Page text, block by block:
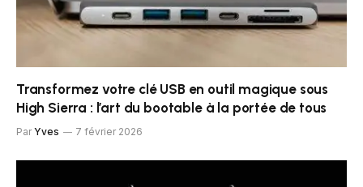
Transformez votre clé USB en outil magique sous
High Sierra : l’art du bootable à la portée de tous
Par Yves 7 février 2026